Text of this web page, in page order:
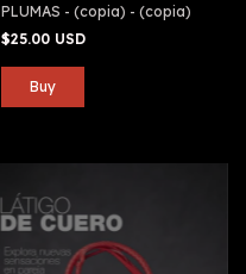
PLUMAS - (copia) - (copia)
$25.00 USD